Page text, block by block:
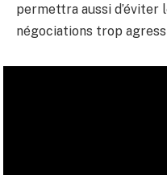
permettra aussi d’éviter
négociations trop